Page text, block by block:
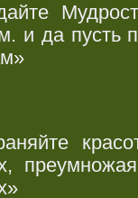
и да пусть